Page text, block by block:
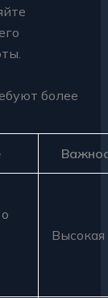
более
Высокая